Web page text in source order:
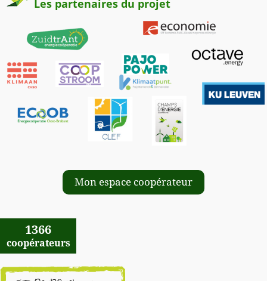
Les partenaires du projet
Mon espace coopérateur
1366
coopérateurs